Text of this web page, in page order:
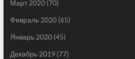
Март 2020(70)
Февраль 2020(65)
Январь 2020(45)
Декабрь 2019(77)